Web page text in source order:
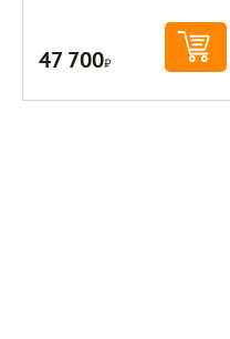
47 700Р